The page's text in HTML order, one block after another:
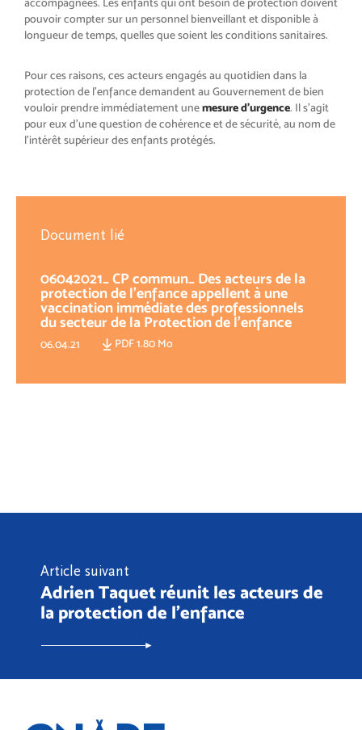
pouvoir compter sur un personnel bienveillant et disponible à
longueur de temps, quelles que soient les conditions sanitaires.
Pour ces raisons, ces acteurs engagés au quotidien dans la
protection de l’enfance demandent au Gouvernement de bien
vouloir prendre immédiatement unemesure d’urgence. Il s’agit
pour eux d’une question de cohérence et de sécurité, au nom de
l’intérêt supérieur des enfants protégés.
Document lié
06042021_ CP commun_ Des acteurs de la
protection de l’enfance appellent à une
vaccination immédiate des professionnels
du secteur de la Protection de l'enfance
06.04.21 PDF 1.80 Mo
Article suivant
Adrien Taquet réunit les acteurs de
la protection de l'enfance